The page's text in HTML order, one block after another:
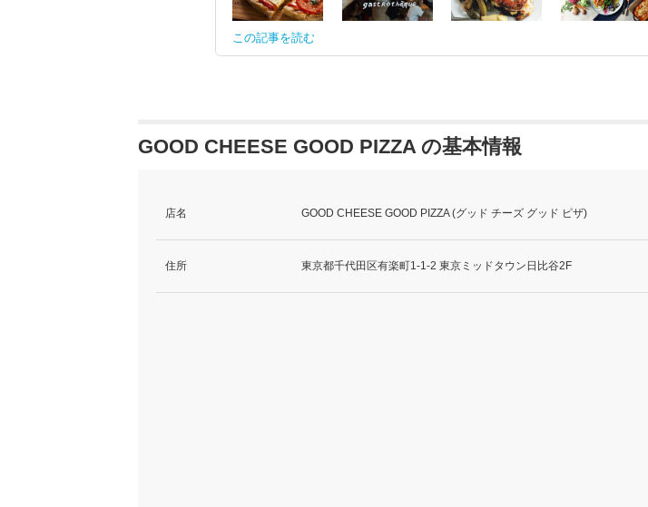
この記事を読む
GOOD CHEESE GOOD PIZZA の基本情報
店名 GOOD CHEESE GOOD PIZZA (グッド チーズ グッド ピザ)
住所 東京都千代田区有楽町1-1-2 東京ミッドタウン日比谷2F